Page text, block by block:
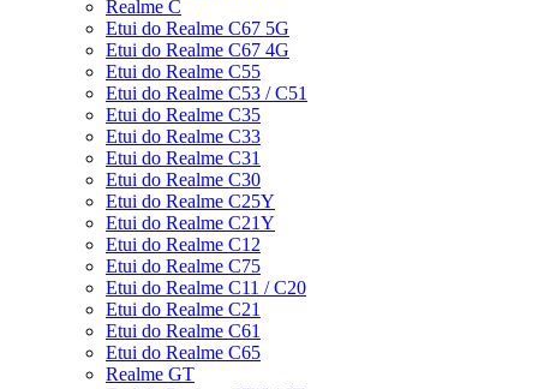
Realme C
Etui do Realme C67 5G
Etui do Realme C67 4G
Etui do Realme C55
Etui do Realme C53 / C51
Etui do Realme C35
Etui do Realme C33
Etui do Realme C31
Etui do Realme C30
Etui do Realme C25Y
Etui do Realme C21Y
Etui do Realme C12
Etui do Realme C75
Etui do Realme C11 / C20
Etui do Realme C21
Etui do Realme C61
Etui do Realme C65
Realme GT